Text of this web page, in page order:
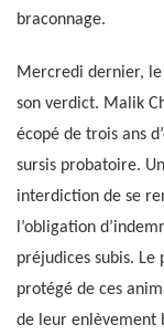
braconnage.
Mercredi dernier,
son verdict. Malik
écopé de trois ans
sursis probatoire.
interdiction de se
l’obligation
préjudices subis.
protégé de ces
de leur enlèvement